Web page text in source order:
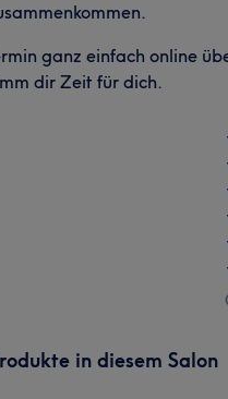
ganz einfach online
dir Zeit für dich.
in diesem Salon